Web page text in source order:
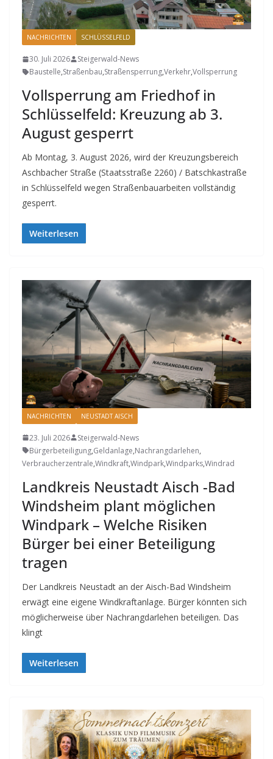
NACHRICHTEN SCHLÜSSELFELD
30. Juli 2026
Steigerwald-News
Baustelle,Straßenbau,Straßensperrung,Verkehr,Vollsperrung
Vollsperrung am Friedhof in
Schlüsselfeld: Kreuzung ab 3.
August gesperrt
Ab Montag, 3. August 2026, wird der Kreuzungsbereich
Aschbacher Straße (Staatsstraße 2260) / Batschkastraße
in Schlüsselfeld wegen Straßenbauarbeiten vollständig
gesperrt.
Weiterlesen
NACHRICHTEN NEUSTADT AISCH
23. Juli 2026
Steigerwald-News
Bürgerbeteiligung,Geldanlage,Nachrangdarlehen,
Verbraucherzentrale,Windkraft,Windpark,Windparks,Windrad
Landkreis Neustadt Aisch -Bad
Windsheim plant möglichen
Windpark – Welche Risiken
Bürger bei einer Beteiligung
tragen
Der Landkreis Neustadt an der Aisch-Bad Windsheim
erwägt eine eigene Windkraftanlage. Bürger könnten sich
möglicherweise über Nachrangdarlehen beteiligen. Das
klingt
Weiterlesen